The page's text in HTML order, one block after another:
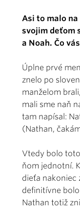
Asi to malo
svojim deťom
a Noah. Čo
Úplne prvé
znelo po
manželom
mali sme naň
tam napísal:
(Nathan,
Vtedy bolo
ňom jednotní.
dieťa nakoniec
definitívne
Nathan totiž